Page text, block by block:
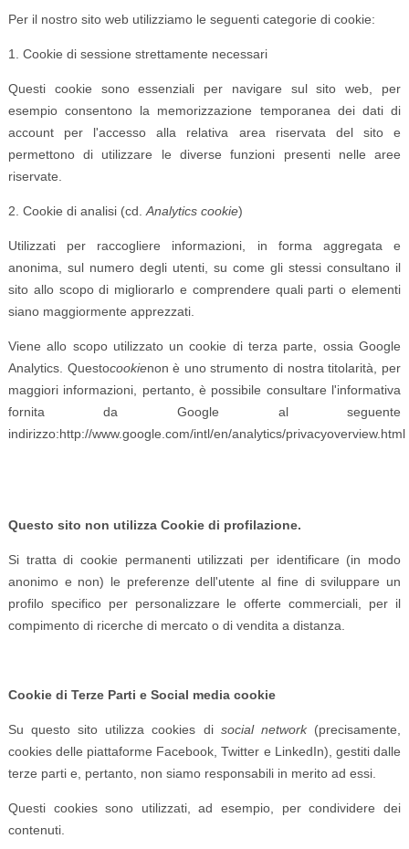
Per il nostro sito web utilizziamo le seguenti categorie di cookie:
1. Cookie di sessione strettamente necessari
Questi cookie sono essenziali per navigare sul sito web, per
esempio consentono la memorizzazione temporanea dei dati di
account per l'accesso alla relativa area riservata del sito e
permettono di utilizzare le diverse funzioni presenti nelle aree
riservate.
2. Cookie di analisi (cd. Analytics cookie)
Utilizzati per raccogliere informazioni, in forma aggregata e
anonima, sul numero degli utenti, su come gli stessi consultano il
sito allo scopo di migliorarlo e comprendere quali parti o elementi
siano maggiormente apprezzati.
Viene allo scopo utilizzato un cookie di terza parte, ossia Google
Analytics. Questocookienon è uno strumento di nostra titolarità, per
maggiori informazioni, pertanto, è possibile consultare l'informativa
fornita da Google al seguente
indirizzo:http://www.google.com/intl/en/analytics/privacyoverview.html
Questo sito non utilizza Cookie di profilazione.
Si tratta di cookie permanenti utilizzati per identificare (in modo
anonimo e non) le preferenze dell'utente al fine di sviluppare un
profilo specifico per personalizzare le offerte commerciali, per il
compimento di ricerche di mercato o di vendita a distanza.
Cookie di Terze Parti e Social media cookie
Su questo sito utilizza cookies di social network(precisamente,
cookies delle piattaforme Facebook, Twitter e LinkedIn), gestiti dalle
terze parti e, pertanto, non siamo responsabili in merito ad essi.
Questi cookies sono utilizzati, ad esempio, per condividere dei
contenuti.